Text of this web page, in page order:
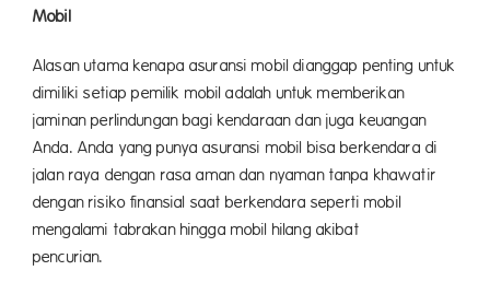
Mobil
Alasan utama kenapa asuransi mobil dianggap penting untuk
dimiliki setiap pemilik mobil adalah untuk memberikan
jaminan perlindungan bagi kendaraan dan juga keuangan
Anda. Anda yang punya asuransi mobil bisa berkendara di
jalan raya dengan rasa aman dan nyaman tanpa khawatir
dengan risiko finansial saat berkendara seperti mobil
mengalami tabrakan hingga mobil hilang akibat